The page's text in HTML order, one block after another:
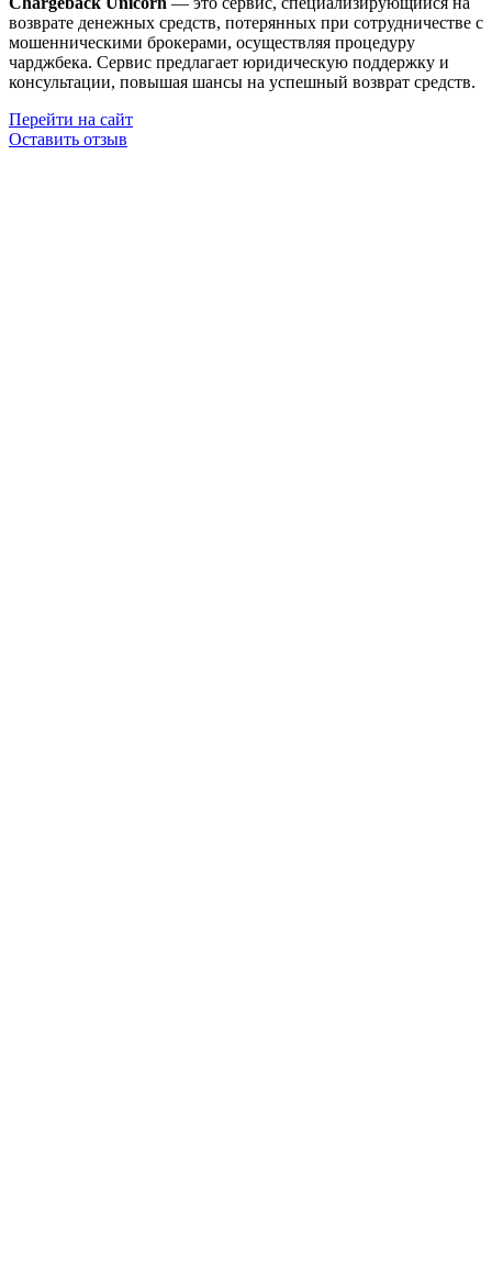
возврате денежных средств, потерянных при сотрудничестве с
мошенническими брокерами, осуществляя процедуру
чарджбека. Сервис предлагает юридическую поддержку и
консультации, повышая шансы на успешный возврат средств.
Перейти на сайт
Оставить отзыв